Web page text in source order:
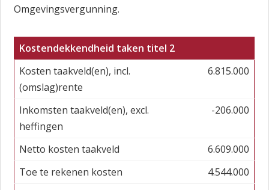
Omgevingsvergunning.
Kostendekkendheid taken titel 2
Kosten taakveld(en), incl.
(omslag)rente
6.815.000
Inkomsten taakveld(en), excl.
heffingen
-206.000
Netto kosten taakveld
6.609.000
Toe te rekenen kosten
4.544.000